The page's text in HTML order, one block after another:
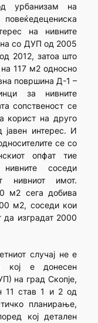
урбанизам на
на нивните
со ДУП од 2005
2012, затоа што
117 м2 односно
површина Д-1 –
за нивните
сопственост се
корист на друго
интерес. И
се со
опфат тие
соседи
нивниот имот.
м2 сега добива
м2, соседи кои
изградат 2000
случај не е
кој е донесен
на град Скопје,
11 став 1 и 2 од
планирање,
кој детален